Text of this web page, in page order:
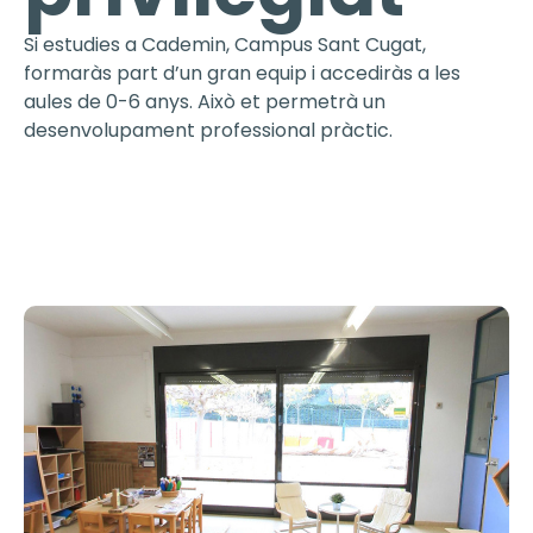
Si estudies a Cademin, Campus Sant Cugat,
formaràs part d’un gran equip i accediràs a les
aules de 0-6 anys. Això et permetrà un
desenvolupament professional pràctic.